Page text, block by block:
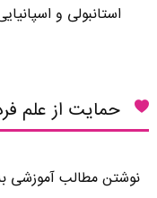
استانبولی و
حمایت از علم
نوشتن مطالب آموزشی